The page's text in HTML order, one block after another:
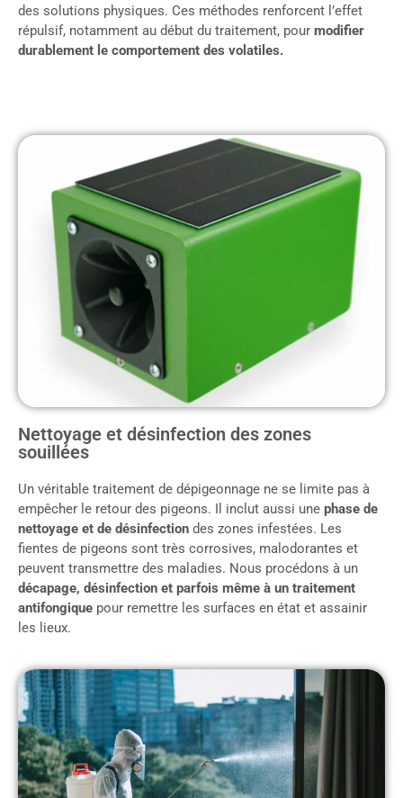
des solutions physiques. Ces méthodes renforcent l’effet
répulsif, notamment au début du traitement, pour modifier
durablement le comportement des volatiles.
Nettoyage et désinfection des zones
souillées
Un véritable traitement de dépigeonnage ne se limite pas à
empêcher le retour des pigeons. Il inclut aussi une phase de
nettoyage et de désinfection des zones infestées. Les
fientes de pigeons sont très corrosives, malodorantes et
peuvent transmettre des maladies. Nous procédons à un
décapage, désinfection et parfois même à un traitement
antifongique pour remettre les surfaces en état et assainir
les lieux.